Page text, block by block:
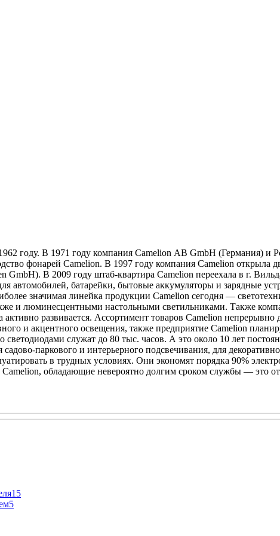
году. В 1971 году компания Camelion АB GmbH (Германия) и
фонарей Camelion. В 1997 году компания Camelion открыла
В 2009 году штаб-квартира Camelion переехала в г.
автомобилей, батарейки, бытовые аккумуляторы и зарядные
значимая линейка продукции Camelion сегодня —
и люминесцентными настольными светильниками. Также
развивается. Ассортимент товаров Camelion
и акцентного освещения, также предприятие Camelion
служат до 80 тыс. часов. А это около 10 лет
паркового и интерьерного подсвечивания, для
в трудных условиях. Они экономят порядка 90%
Camelion, обладающие невероятно долгим сроком службы — это
15
5